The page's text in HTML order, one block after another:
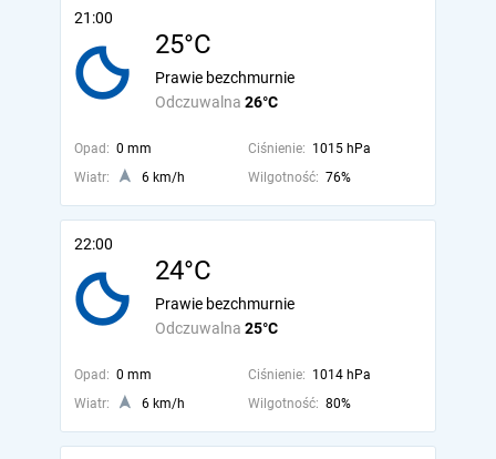
21:00
25°C
Odczuwalna 26°C
Prawie bezchmurnie
Opad: 0 mm Ciśnienie: 1015 hPa
Wiatr:
6 km/h Wilgotność: 76%
22:00
24°C
Odczuwalna 25°C
Prawie bezchmurnie
Opad: 0 mm Ciśnienie: 1014 hPa
Wiatr:
6 km/h Wilgotność: 80%